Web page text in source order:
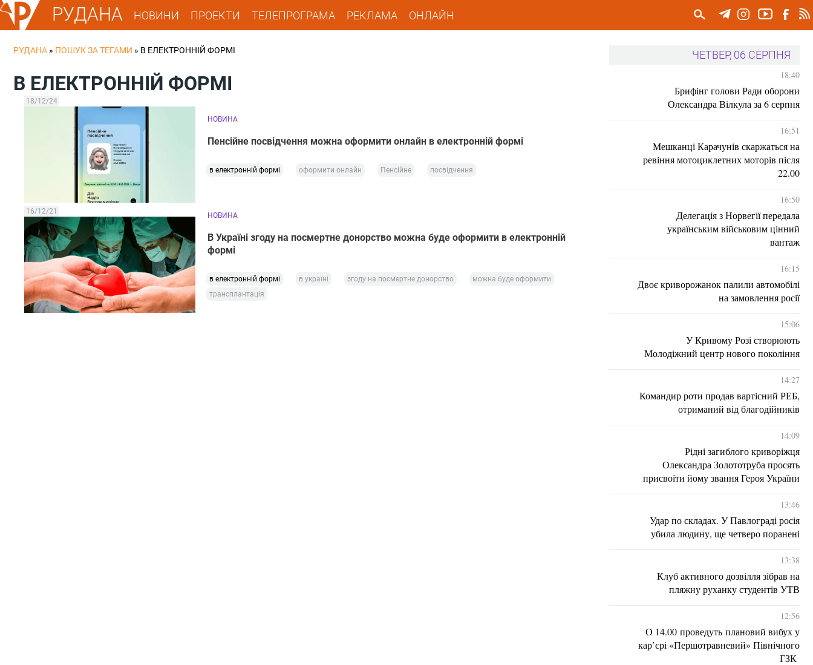
РУДАНА НОВИНИ ПРОЕКТИ ТЕЛЕПРОГРАМА РЕКЛАМА ОНЛАЙН
РУДАНА » ПОШУК ЗА ТЕГАМИ » В ЕЛЕКТРОННІЙ ФОРМІ
В ЕЛЕКТРОННІЙ ФОРМІ
18/12/24
НОВИНА
Пенсійне посвідчення можна оформити онлайн в електронній формі
в електронній формі оформити онлайн Пенсійне посвідчення
16/12/21 НОВИНА
В Україні згоду на посмертне донорство можна буде оформити в електронній
формі
в електронній формі в україні згоду на посмертне донорство
можна буде оформити
трансплантація
ЧЕТВЕР, 06 СЕРПНЯ
18:40
Брифінг голови Ради оборони
Олександра Вілкула за 6 серпня
16:51
Мешканці Карачунів скаржаться на
ревіння мотоциклетних моторів після
22.00
16:50
Делегація з Норвегії передала
українським військовим цінний
вантаж
16:15
Двоє криворожанок палили автомобілі
на замовлення росії
15:06
У Кривому Розі створюють
Молодіжний центр нового покоління
14:27
Командир роти продав вартісний РЕБ,
отриманий від благодійників
14:09
Рідні загиблого криворіжця
Олександра Золототруба просять
присвоїти йому звання Героя України
13:46
Удар по складах. У Павлограді росія
убила людину, ще четверо поранені
13:38
Клуб активного дозвілля зібрав на
пляжну руханку студентів УТВ
12:56
О 14.00 проведуть плановий вибух у
кар’єрі «Першотравневий» Північного
ГЗК